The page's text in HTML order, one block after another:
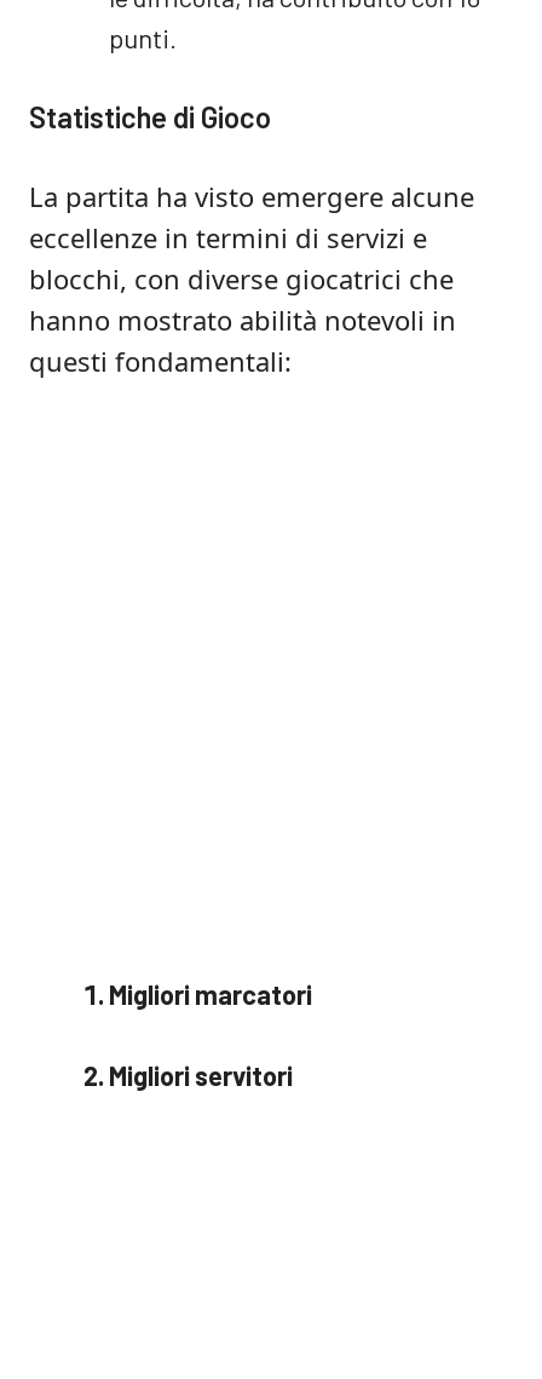
punti.
Statistiche di Gioco
La partita ha visto emergere alcune
eccellenze in termini di servizi e
blocchi, con diverse giocatrici che
hanno mostrato abilità notevoli in
questi fondamentali:
Migliori marcatori
Migliori servitori